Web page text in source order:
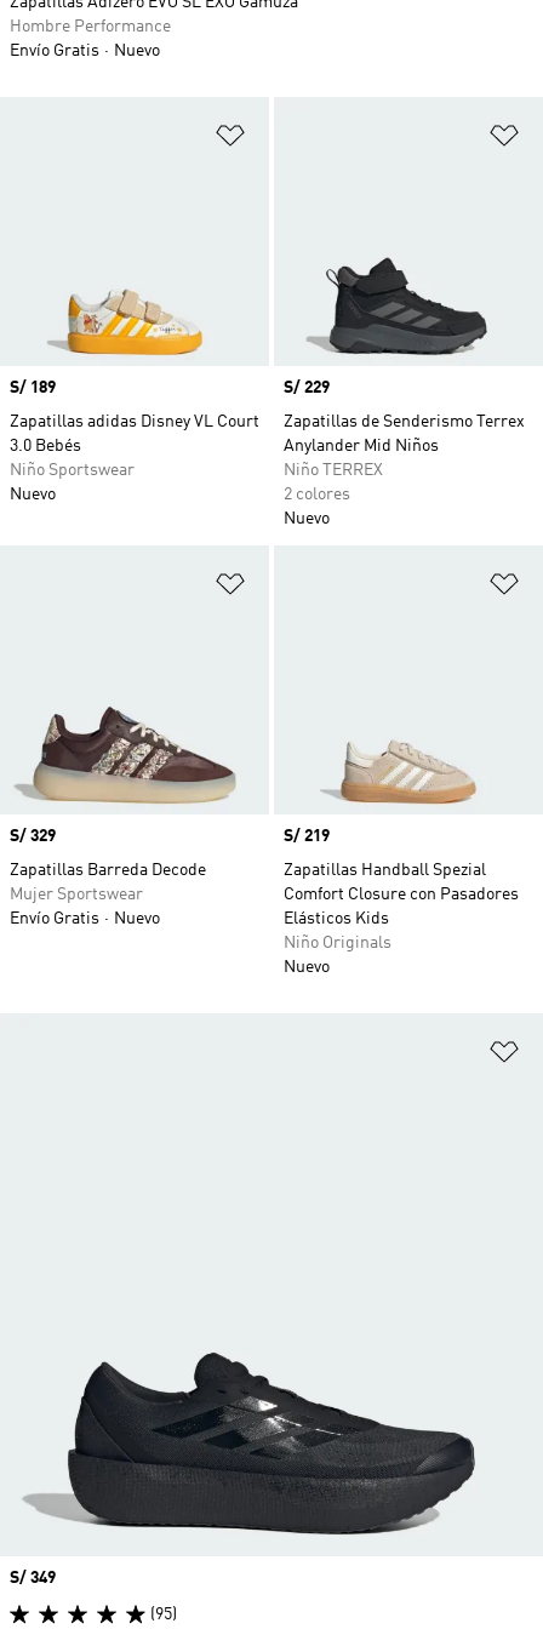
Precio
S/ 189
Zapatillas adidas Disney VL Court
3.0 Bebés
Niño Sportswear
Nuevo
Precio
S/ 229
Zapatillas de Senderismo Terrex
Anylander Mid Niños
Niño TERREX
2 colores
Nuevo
Precio
S/ 329
Zapatillas Barreda Decode
Mujer Sportswear
Envío Gratis
Nuevo
Precio
S/ 219
Zapatillas Handball Spezial
Comfort Closure con Pasadores
Elásticos Kids
Niño Originals
Nuevo
Hombre Performance
Envío Gratis
Nuevo
Precio
S/ 349
(95)